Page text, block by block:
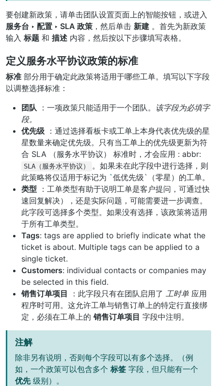
要创建新政策，请单击团队设置页面上的智能按钮，或进入
服务台 ‣ 配置 ‣ SLA 政策 ，然后单击 新建 。首先为新政策
输入 标题 和 描述 内容，然后按以下步骤填写表格。
定义服务水平协议政策的标准
标准 部分用于确定此政策将适用于哪些工单。填写以下字段
以调整选择标准：
团队 ：一项政策只能适用于一个团队。 该字段为必填字
段。
优先级 ：通过选择看板卡或工单上本身代表优先级的星
星数量来确定优先级。只有当工单上的优先级更新为符
合 SLA （服务水平协议） 标准时，才会应用 : abbr:
SLA（服务水平协议）
。如果未在此字段中进行选择，则
此策略将仅适用于标记为 `低优先级`（零星）的工单。
类型 ：工单类型有助于说明工单是客户提问，可通过快
速回复解决），还是实际问题，可能需要进一步调查。
此字段可选择多个类型。如果没有选择，该政策将适用
于所有工单类型。
Tags: tags are applied to briefly indicate what the
ticket is about. Multiple tags can be applied to a
single ticket.
Customers: individual contacts or companies may
be selected in this field.
销售订单项目 ：此字段只有在团队启用了 工时单 应用
程序时可用。这允许工单与销售订单上的特定行直接绑
定，必须在工单上的 销售订单项目 字段中注明。
注解
除非另有说明，否则每个字段可以有多个选择。（例
如，一个政策可以包含多个 标签 字段，但只能有一个
优先级别）。